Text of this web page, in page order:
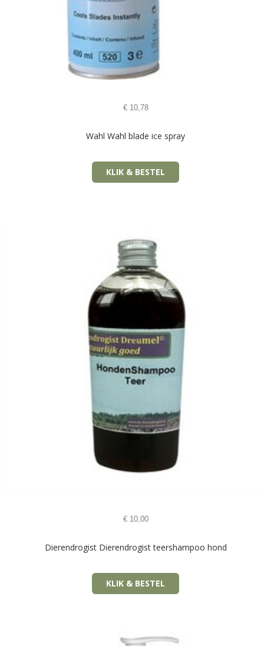
€10,78
Wahl Wahl blade ice spray
KLIK & BESTEL
€10,00
Dierendrogist Dierendrogist teershampoo hond
KLIK & BESTEL